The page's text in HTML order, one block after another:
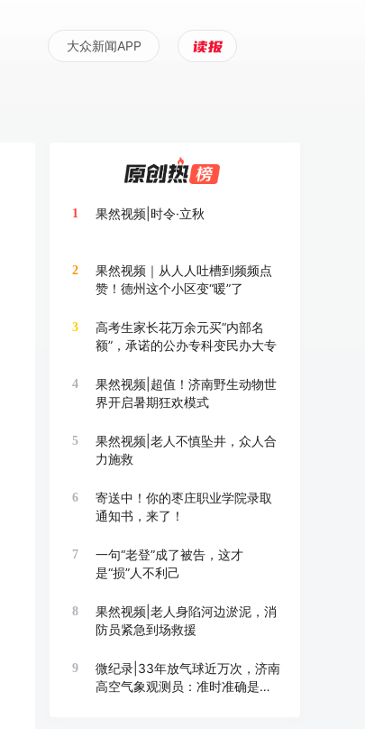
大众新闻APP
1 果然视频|时令·立秋
2
果然视频｜从人人吐槽到频频点
赞！德州这个小区变“暖”了
3
高考生家长花万余元买“内部名
额”，承诺的公办专科变民办大专
4
果然视频|超值！济南野生动物世
界开启暑期狂欢模式
5
果然视频|老人不慎坠井，众人合
力施救
6
寄送中！你的枣庄职业学院录取
通知书，来了！
7
一句“老登”成了被告，这才
是“损”人不利己
8
果然视频|老人身陷河边淤泥，消
防员紧急到场救援
9
微纪录|33年放气球近万次，济南
高空气象观测员：准时准确是底